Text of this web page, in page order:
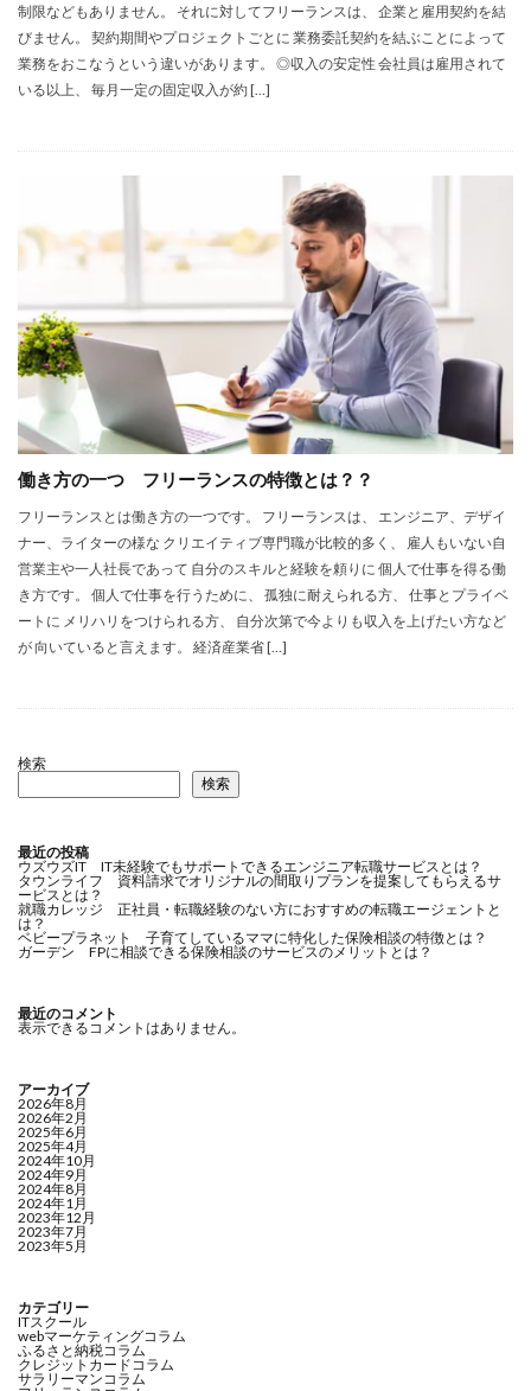
制限などもありません。 それに対してフリーランスは、 企業と雇用契約を結
びません。 契約期間やプロジェクトごとに 業務委託契約を結ぶことによって
業務をおこなうという違いがあります。 ◎収入の安定性 会社員は雇用されて
いる以上、 毎月一定の固定収入が約 […]
働き方の一つ フリーランスの特徴とは？？
フリーランスとは働き方の一つです。 フリーランスは、 エンジニア、デザイ
ナー、ライターの様な クリエイティブ専門職が比較的多く、 雇人もいない自
営業主や一人社長であって 自分のスキルと経験を頼りに 個人で仕事を得る働
き方です。 個人で仕事を行うために、 孤独に耐えられる方、 仕事とプライベ
ートに メリハリをつけられる方、 自分次第で今よりも収入を上げたい方など
が 向いていると言えます。 経済産業省 […]
検索
検索
最近の投稿
ウズウズIT IT未経験でもサポートできるエンジニア転職サービスとは？
タウンライフ 資料請求でオリジナルの間取りプランを提案してもらえるサ
ービスとは？
就職カレッジ 正社員・転職経験のない方におすすめの転職エージェントと
は？
ベビープラネット 子育てしているママに特化した保険相談の特徴とは？
ガーデン FPに相談できる保険相談のサービスのメリットとは？
最近のコメント
表示できるコメントはありません。
アーカイブ
2026年8月
2026年2月
2025年6月
2025年4月
2024年10月
2024年9月
2024年8月
2024年1月
2023年12月
2023年7月
2023年5月
カテゴリー
ITスクール
webマーケティングコラム
ふるさと納税コラム
クレジットカードコラム
サラリーマンコラム